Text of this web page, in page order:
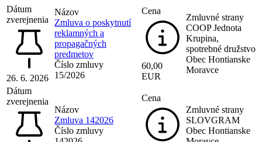
Dátum
zverejnenia
26. 6. 2026
Názov
Zmluva o poskytnutí
reklamných a
propagačných
predmetov
Číslo zmluvy
15/2026
Cena
60,00
EUR
Zmluvné strany
COOP Jednota
Krupina,
spotrebné družstvo
Obec Hontianske
Moravce
Dátum
zverejnenia
Názov
Zmluva 142026
Číslo zmluvy
Cena
Zmluvné strany
SLOVGRAM
Obec Hontianske